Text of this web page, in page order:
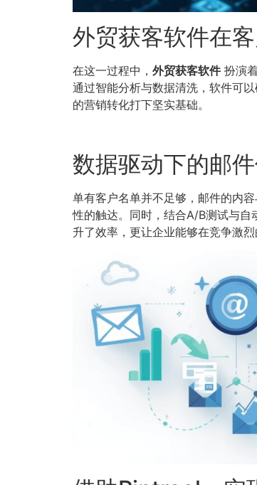
外贸获客软件在
在这一过程中， 外贸获客软件扮演
通过智能分析与数据清洗，软件可
的营销转化打下坚实基础。
数据驱动下的邮
单有客户名单并不足够，邮件的内
性的触达。同时，结合A/B测试与
升了效率，更让企业能够在竞争激烈